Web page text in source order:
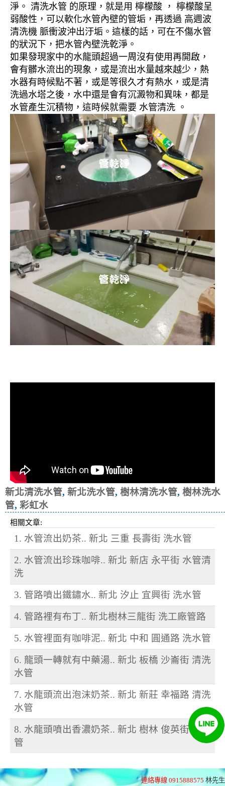
淨。 清洗水管 的原理，就是用 檸檬酸 ， 檸檬酸呈
弱酸性，可以軟化水管內壁的管垢，再透過 高週波
清洗機 脈衝波沖出汙垢。這樣的話，可在不傷水管
的狀況下，把水管內壁洗乾淨。
如果發現家中的水龍頭超過一周沒有使用再開啟，
會有髒水流出的現象，或是流出水量越來越少，熱
水器有時候點不著，或是等很久才有熱水，或是清
洗過水塔之後，水中還是會有沉澱物和異味，都是
水管產生沉積物，這時候就需要 水管清洗 。
新北清洗水管, 新北洗水管, 樹林清洗水管, 樹林洗水
管, 彩虹水
相關文章:
1. 水管流出奶茶.. 新北 三重 長壽街 洗水管
2. 水管流出珍珠咖啡.. 新北 新店 永平街 水管清
洗
3. 管路噴出鐵鏽水.. 新北 汐止 宜興街 洗水管
4. 管路裡有布丁.. 新北樹林三龍街 洗工廠管路
5. 水管裡面有咖啡泥.. 新北 中和 圓通路 洗水管
6. 龍頭一轉就有中藥湯.. 新北 板橋 沙崙街 清洗
水管
7. 水龍頭流出泡沫奶茶.. 新北 新莊 幸福路 清洗
水管
8. 水龍頭噴出香濃奶茶.. 新北 樹林 俊英街 洗水
管
連絡專線 0915888575 林先生